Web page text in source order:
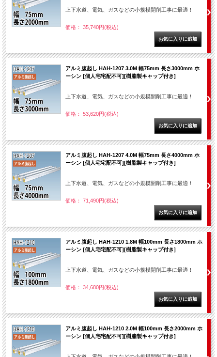
上下水道、電気、ガスなどの小規模開削工事に最適！
価格： 35,740円(税込)
アルミ腹起し HAH-1207 3.0M 幅75mm 長さ3000mm ホ
ーシン [個人宅宅配不可][樹脂製キャップ付き]
上下水道、電気、ガスなどの小規模開削工事に最適！
価格： 53,620円(税込)
アルミ腹起し HAH-1207 4.0M 幅75mm 長さ4000mm ホ
ーシン [個人宅宅配不可][樹脂製キャップ付き]
上下水道、電気、ガスなどの小規模開削工事に最適！
価格： 71,490円(税込)
アルミ腹起し HAH-1210 1.8M 幅100mm 長さ1800mm ホ
ーシン [個人宅宅配不可][樹脂製キャップ付き]
上下水道、電気、ガスなどの小規模開削工事に最適！
価格： 34,680円(税込)
アルミ腹起し HAH-1210 2.0M 幅100mm 長さ2000mm ホ
ーシン [個人宅宅配不可][樹脂製キャップ付き]